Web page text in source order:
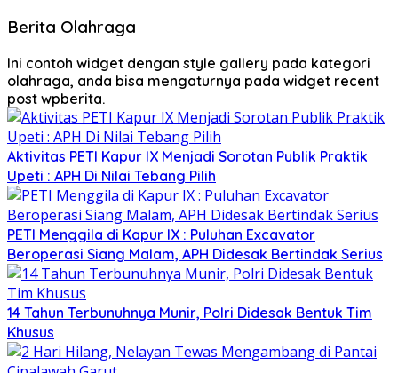
Berita Olahraga
Ini contoh widget dengan style gallery pada kategori
olahraga, anda bisa mengaturnya pada widget recent
post wpberita.
Aktivitas PETI Kapur IX Menjadi Sorotan Publik Praktik
Upeti : APH Di Nilai Tebang Pilih
PETI Menggila di Kapur IX : Puluhan Excavator
Beroperasi Siang Malam, APH Didesak Bertindak Serius
14 Tahun Terbunuhnya Munir, Polri Didesak Bentuk Tim
Khusus